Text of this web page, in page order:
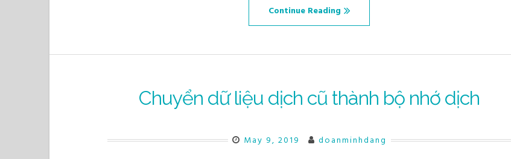
Continue Reading
Chuyển dữ liệu dịch cũ thành bộ nhớ dịch
May 9, 2019 doanminhdang